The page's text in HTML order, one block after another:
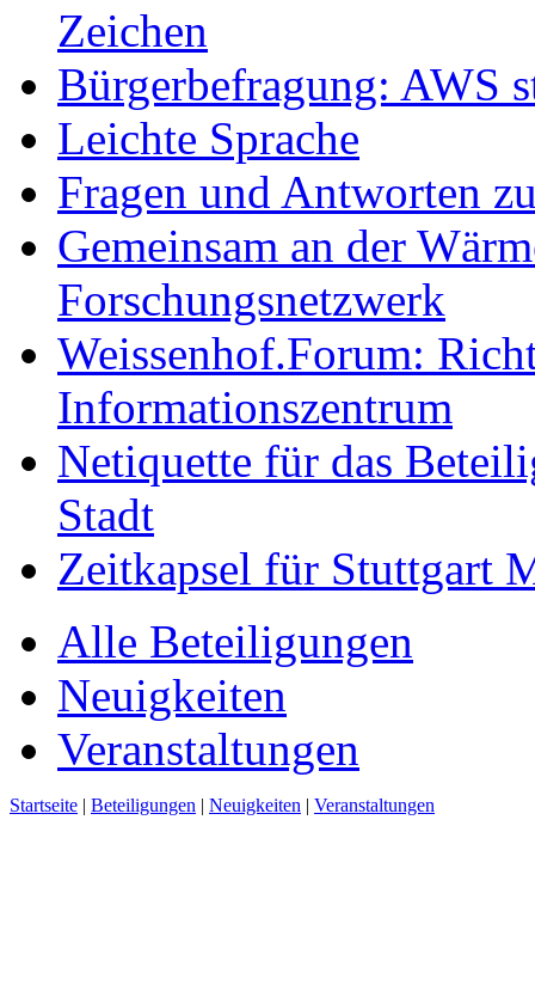
Zeichen
Bürgerbefragung: AWS
Leichte Sprache
Fragen und Antworten
Gemeinsam an der
Forschungsnetzwerk
Weissenhof.Forum:
Informationszentrum
Netiquette für das
Stadt
Zeitkapsel für Stuttgart
Alle Beteiligungen
Neuigkeiten
Veranstaltungen
Startseite | Beteiligungen | Neuigkeiten | Veranstaltungen